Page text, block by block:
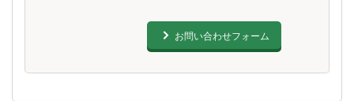
お問い合わせフォーム